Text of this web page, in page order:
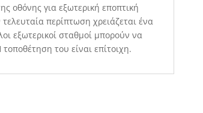
οθόνης για εξωτερική εποπτική
περίπτωση χρειάζεται ένα
εξωτερικοί σταθμοί μπορούν να
του είναι επίτοιχη.